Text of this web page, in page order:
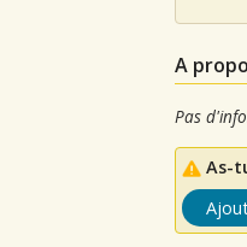
A
Pas
As-